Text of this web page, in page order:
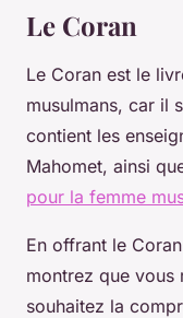
Le Coran
Le Coran est le
musulmans, car il
contient les
Mahomet, ainsi
pour la femme
En offrant le
montrez que vous
souhaitez la